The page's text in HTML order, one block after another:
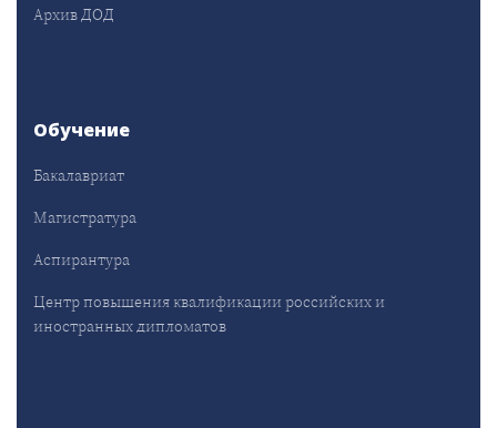
Архив ДОД
Обучение
Бакалавриат
Магистратура
Аспирантура
Центр повышения квалификации российских и
иностранных дипломатов